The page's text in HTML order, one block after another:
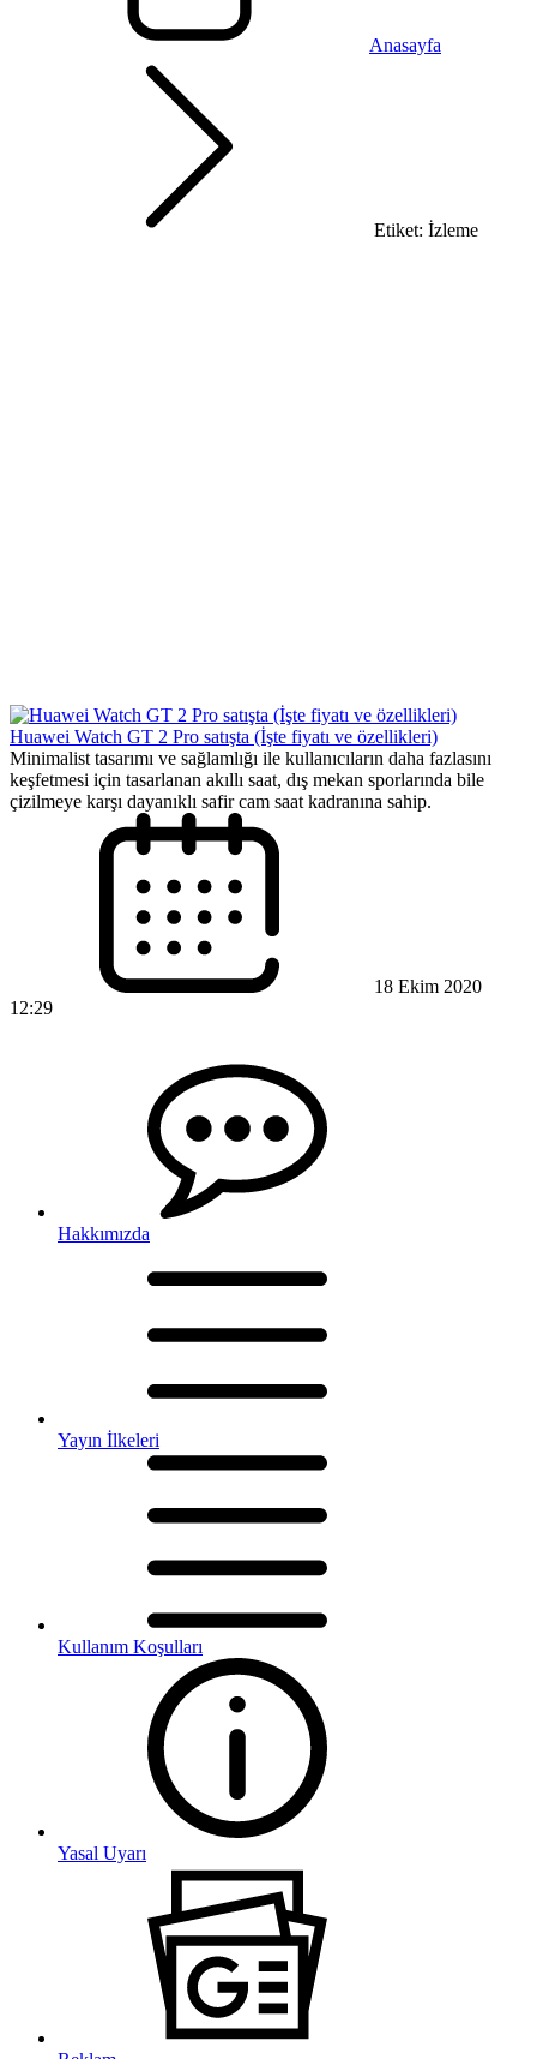
Anasayfa
Etiket: İzleme
Huawei Watch GT 2 Pro satışta (İşte fiyatı ve özellikleri)
Minimalist tasarımı ve sağlamlığı ile kullanıcıların daha fazlasını
keşfetmesi için tasarlanan akıllı saat, dış mekan sporlarında bile
çizilmeye karşı dayanıklı safir cam saat kadranına sahip.
18 Ekim 2020
12:29
Hakkımızda
Yayın İlkeleri
Kullanım Koşulları
Yasal Uyarı